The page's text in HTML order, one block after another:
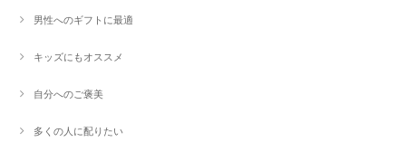
男性へのギフトに最適
キッズにもオススメ
自分へのご褒美
多くの人に配りたい